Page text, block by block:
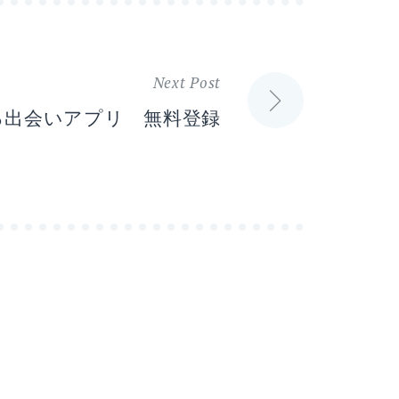
Next Post
会いアプリ 無料登録